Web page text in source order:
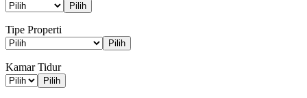
Pilih
Tipe Properti
Pilih
Kamar Tidur
Pilih